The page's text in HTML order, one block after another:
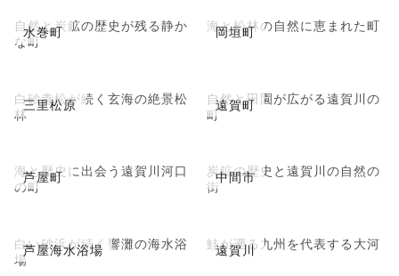
水巻町
自然と炭鉱の歴史が残る静か
な町
岡垣町
海と松林の自然に恵まれた町
三里松原
白砂青松が続く玄海の絶景松
林
遠賀町
自然と田園が広がる遠賀川の
町
芦屋町
海と歴史に出会う遠賀川河口
の町
中間市
炭鉱の歴史と遠賀川の自然の
街
芦屋海水浴場
白い砂浜が続く響灘の海水浴
場
遠賀川
鮭が遡る九州を代表する大河